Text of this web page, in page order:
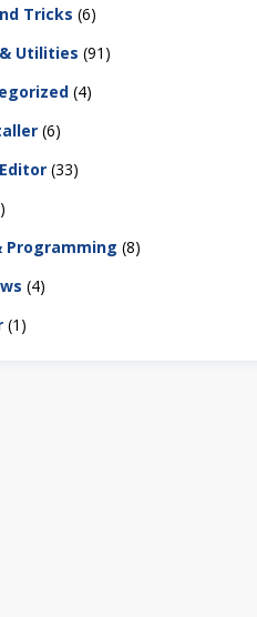
Tricks (6)
Utilities (91)
(4)
(6)
(33)
Programming (8)
(4)
(1)